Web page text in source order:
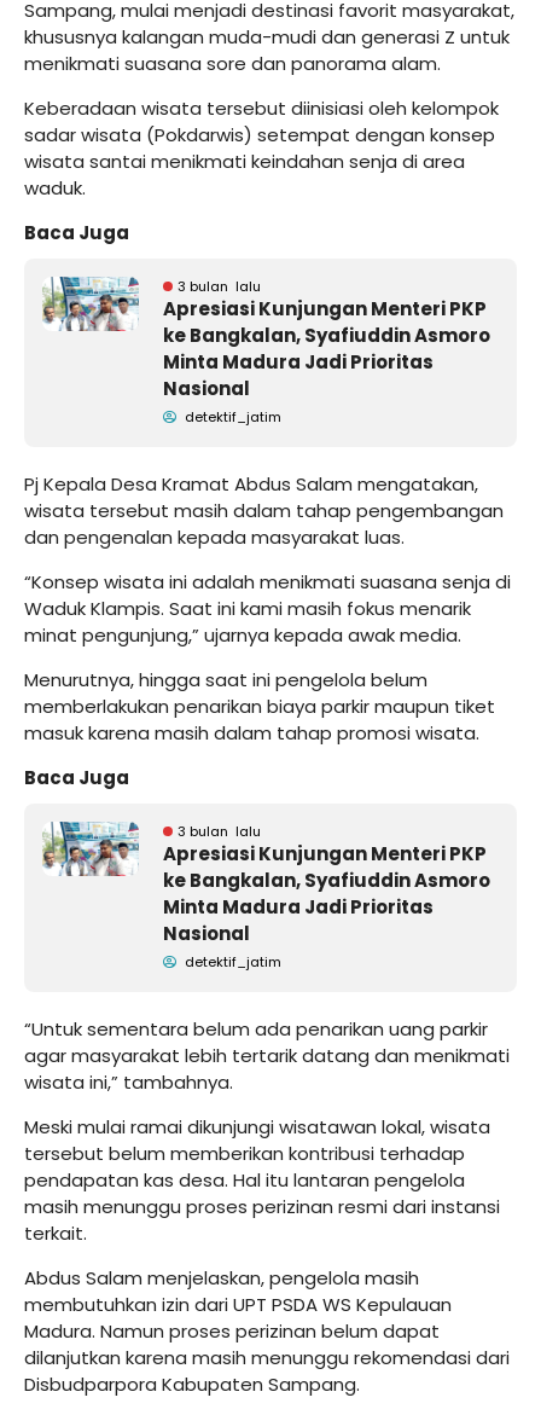
Sampang, mulai menjadi destinasi favorit masyarakat,
khususnya kalangan muda-mudi dan generasi Z untuk
menikmati suasana sore dan panorama alam.
Keberadaan wisata tersebut diinisiasi oleh kelompok
sadar wisata (Pokdarwis) setempat dengan konsep
wisata santai menikmati keindahan senja di area
waduk.
Baca Juga
3 bulan lalu
Apresiasi Kunjungan Menteri PKP
ke Bangkalan, Syafiuddin Asmoro
Minta Madura Jadi Prioritas
Nasional
detektif_jatim
Pj Kepala Desa Kramat Abdus Salam mengatakan,
wisata tersebut masih dalam tahap pengembangan
dan pengenalan kepada masyarakat luas.
“Konsep wisata ini adalah menikmati suasana senja di
Waduk Klampis. Saat ini kami masih fokus menarik
minat pengunjung,” ujarnya kepada awak media.
Menurutnya, hingga saat ini pengelola belum
memberlakukan penarikan biaya parkir maupun tiket
masuk karena masih dalam tahap promosi wisata.
Baca Juga
3 bulan lalu
Apresiasi Kunjungan Menteri PKP
ke Bangkalan, Syafiuddin Asmoro
Minta Madura Jadi Prioritas
Nasional
detektif_jatim
“Untuk sementara belum ada penarikan uang parkir
agar masyarakat lebih tertarik datang dan menikmati
wisata ini,” tambahnya.
Meski mulai ramai dikunjungi wisatawan lokal, wisata
tersebut belum memberikan kontribusi terhadap
pendapatan kas desa. Hal itu lantaran pengelola
masih menunggu proses perizinan resmi dari instansi
terkait.
Abdus Salam menjelaskan, pengelola masih
membutuhkan izin dari UPT PSDA WS Kepulauan
Madura. Namun proses perizinan belum dapat
dilanjutkan karena masih menunggu rekomendasi dari
Disbudparpora Kabupaten Sampang.